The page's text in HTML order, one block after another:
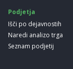
Podjetja
Išči po dejavnostih
Naredi analizo trga
Seznam podjetij